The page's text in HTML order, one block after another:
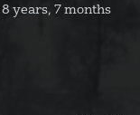
8 years, 7 months